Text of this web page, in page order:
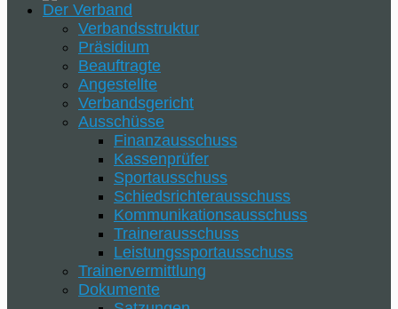
Der Verband
Verbandsstruktur
Präsidium
Beauftragte
Angestellte
Verbandsgericht
Ausschüsse
Finanzausschuss
Kassenprüfer
Sportausschuss
Schiedsrichterausschuss
Kommunikationsausschuss
Trainerausschuss
Leistungssportausschuss
Trainervermittlung
Dokumente